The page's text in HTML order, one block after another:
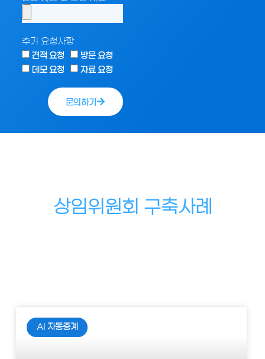
추가 요청사항
견적 요청
방문 요청
데모 요청
자료 요청
문의하기
상임위원회 구축사례
AI 자동중계